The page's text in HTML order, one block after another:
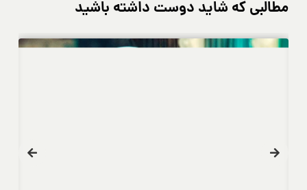
مطالبی که شاید دوست داشته باشید